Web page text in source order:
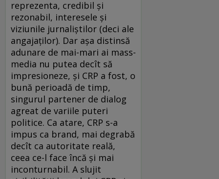
reprezenta, credibil şi
rezonabil, interesele şi
viziunile jurnaliştilor (deci ale
angajaţilor). Dar aşa distinsă
adunare de mai-mari ai mass-
media nu putea decît să
impresioneze, şi CRP a fost, o
bună perioadă de timp,
singurul partener de dialog
agreat de variile puteri
politice. Ca atare, CRP s-a
impus ca brand, mai degrabă
decît ca autoritate reală,
ceea ce-l face încă şi mai
inconturnabil. A slujit